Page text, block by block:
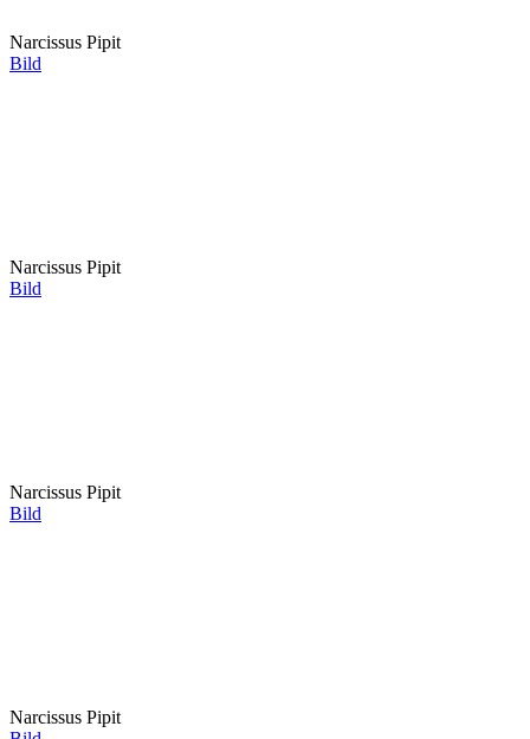
Bild
Narcissus Pipit
Narcissus Quail
Bild
Narcissus Sailboat
Narcissus Sundial
Bild